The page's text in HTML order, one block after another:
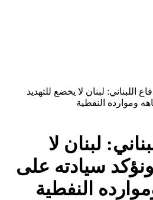
اللبناني: لبنان لا يخضع للتهديد
وموارده النفطية
لبنان لا
سيادته على
النفطية